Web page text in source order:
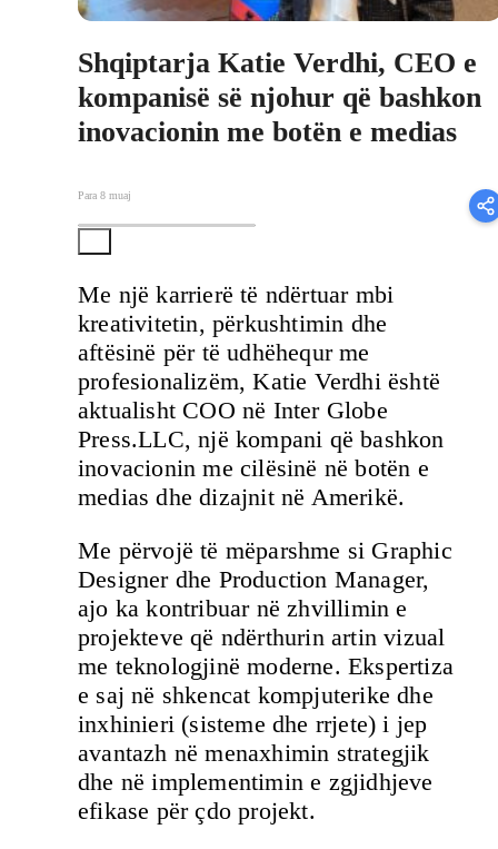
Shqiptarja Katie Verdhi, CEO e
kompanisë së njohur që bashkon
inovacionin me botën e medias
Para 8 muaj
Me një karrierë të ndërtuar mbi
kreativitetin, përkushtimin dhe
aftësinë për të udhëhequr me
profesionalizëm, Katie Verdhi është
aktualisht COO në Inter Globe
Press.LLC, një kompani që bashkon
inovacionin me cilësinë në botën e
medias dhe dizajnit në Amerikë.
Me përvojë të mëparshme si Graphic
Designer dhe Production Manager,
ajo ka kontribuar në zhvillimin e
projekteve që ndërthurin artin vizual
me teknologjinë moderne. Ekspertiza
e saj në shkencat kompjuterike dhe
inxhinieri (sisteme dhe rrjete) i jep
avantazh në menaxhimin strategjik
dhe në implementimin e zgjidhjeve
efikase për çdo projekt.